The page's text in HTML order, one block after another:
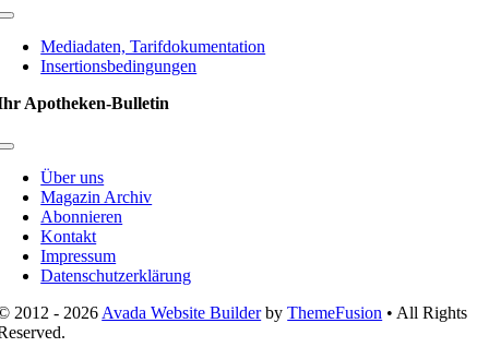
Toggle
NavigationMediadaten, Tarifdokumentation
Insertionsbedingungen
Apotheken-Bulletin
Toggle
NavigationÜber uns
Magazin Archiv
Abonnieren
Kontakt
Impressum
Datenschutzerklärung
2012 - 2026 Avada Website BuilderbyThemeFusion • All Rights